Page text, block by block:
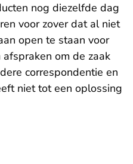
nog diezelfde dag
voor zover dat al niet
open te staan voor
om de zaak
correspondentie en
niet tot een oplossing